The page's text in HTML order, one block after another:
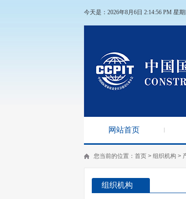
今天是：2026年8月6日 2:14:57 PM 星期
网站首页
您当前的位置： 首页 > 组织机构 >
组织机构